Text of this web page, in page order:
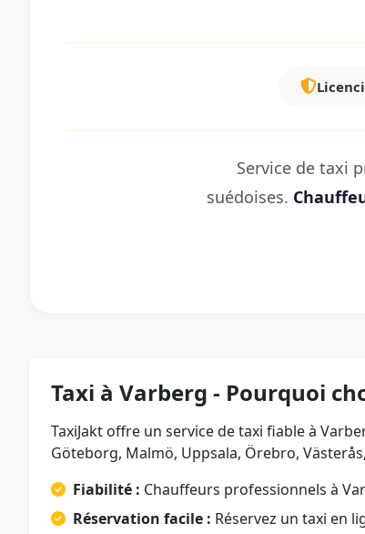
Service de taxi
suédoises.
Taxi à Varberg - Pourquoi
TaxiJakt offre un service de taxi fiable à
Göteborg, Malmö, Uppsala, Örebro,
Fiabilité : Chauffeurs professionnels à
Réservation facile : Réservez un taxi en